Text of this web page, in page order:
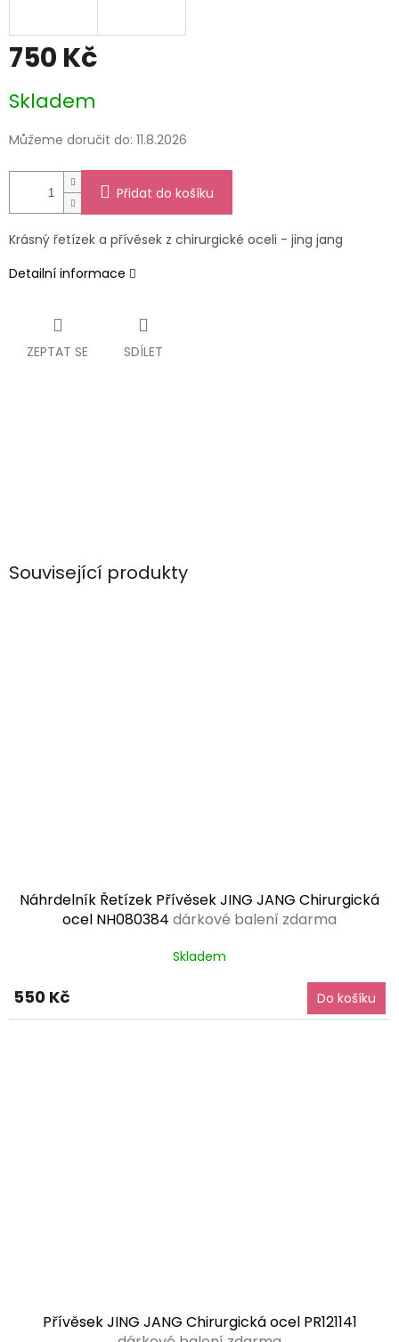
750 Kč
cena:
Skladem
Můžeme doručit do: 11.8.2026
Přidat do košíku
Krásný řetízek a přívěsek z chirurgické oceli - jing jang
Detailní informace
ZEPTAT SE SDÍLET
Související produkty
Náhrdelník Řetízek Přívěsek JING JANG Chirurgická
ocel NH080384 dárkové balení zdarma
Skladem
550 Kč Do košíku
Přívěsek JING JANG Chirurgická ocel PR121141